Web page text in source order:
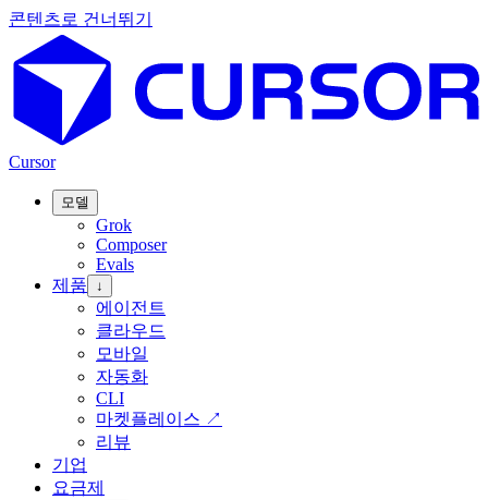
콘텐츠로 건너뛰기
Cursor
모델
Grok
Composer
Evals
제품
↓
에이전트
클라우드
모바일
자동화
CLI
마켓플레이스 ↗
리뷰
기업
요금제